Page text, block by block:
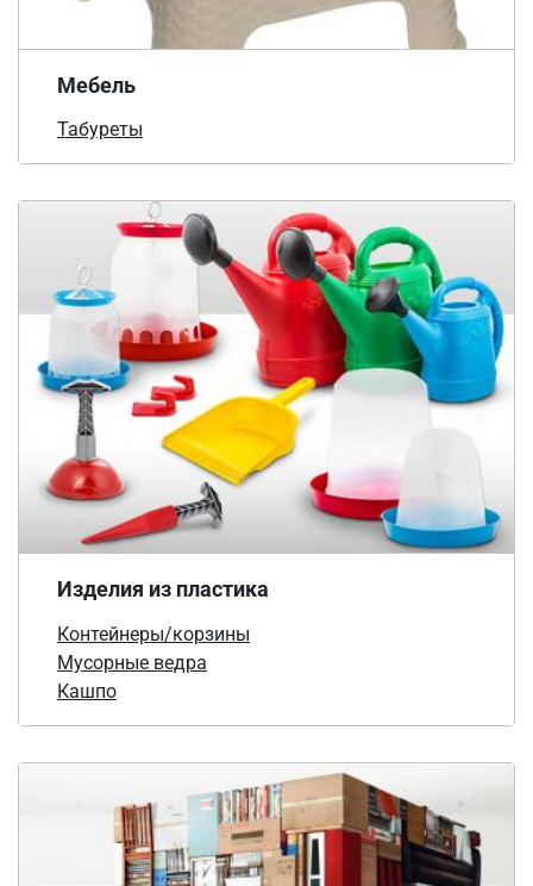
Мебель
Табуреты
Изделия из пластика
Контейнеры/корзины
Мусорные ведра
Кашпо